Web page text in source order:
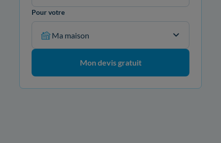
Pour votre
Ma maison
Mon devis gratuit